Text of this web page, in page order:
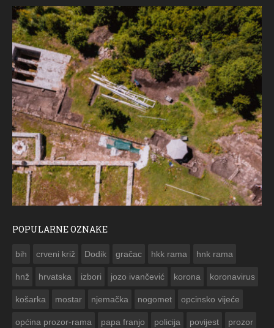
POPULARNE OZNAKE
bih crveni križ Dodik gračac hkk rama hnk rama
hnž hrvatska izbori jozo ivančević korona koronavirus
košarka mostar njemačka nogomet opcinsko vijeće
općina prozor-rama papa franjo policija povijest prozor